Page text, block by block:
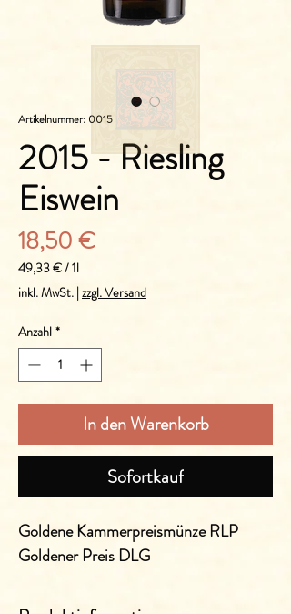
Artikelnummer: 0015
2015 - Riesling
Eiswein
18,50 €Preis
49,33 €/1l
49,33 €
pro
Liter
inkl. MwSt. |zzgl. Versand
Anzahl *
In den Warenkorb
Sofortkauf
Goldene Kammerpreismünze RLP
Goldener Preis DLG